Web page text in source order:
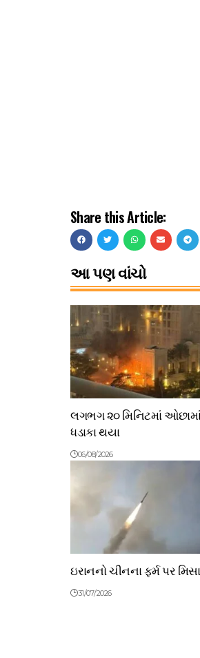
Share this Article:
આ પણ વાંચો
લગભગ ૨૦ મિનિટમાં
ધડાકા થયા
06/08/2026
ઇરાનનો ચીનના ફર્મ પર
31/07/2026